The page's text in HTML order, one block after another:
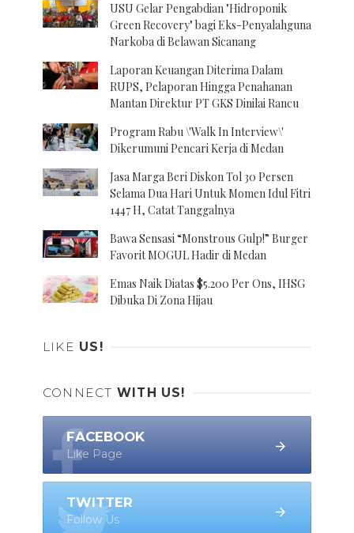
USU Gelar Pengabdian "Hidroponik
Green Recovery" bagi Eks-Penyalahguna
Narkoba di Belawan Sicanang
Laporan Keuangan Diterima Dalam
RUPS, Pelaporan Hingga Penahanan
Mantan Direktur PT GKS Dinilai Rancu
Program Rabu \'Walk In Interview\'
Dikerumuni Pencari Kerja di Medan
Jasa Marga Beri Diskon Tol 30 Persen
Selama Dua Hari Untuk Momen Idul Fitri
1447 H, Catat Tanggalnya
Bawa Sensasi “Monstrous Gulp!” Burger
Favorit MOGUL Hadir di Medan
Emas Naik Diatas $5.200 Per Ons, IHSG
Dibuka Di Zona Hijau
LIKE US!
CONNECT WITH US!
FACEBOOK
Like Page
TWITTER
Follow Us